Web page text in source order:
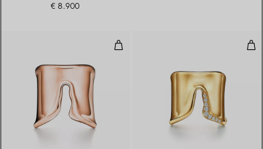
€ 8.900
Anello Split in oro rosa